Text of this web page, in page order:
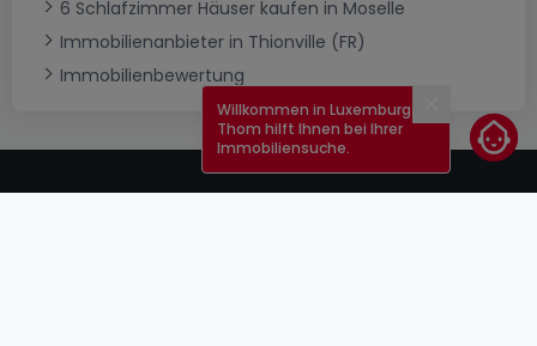
6 Schlafzimmer Häuser kaufen in Moselle
Immobilienanbieter in Thionville (FR)
Immobilienbewertung
Schließen
Willkommen in Luxemburg!
Thom hilft Ihnen bei Ihrer
Immobiliensuche.